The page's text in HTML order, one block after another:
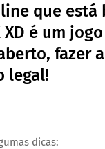
que está
é um
fazer
legal!
dicas: